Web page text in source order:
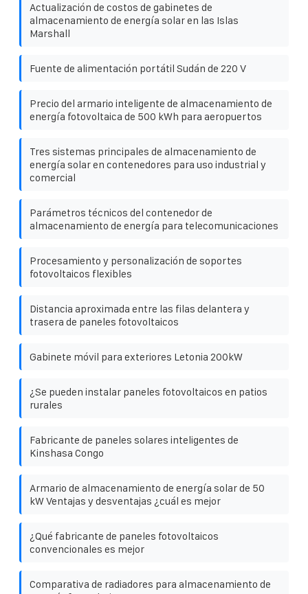
Actualización de costos de gabinetes de
almacenamiento de energía solar en las Islas
Marshall
Fuente de alimentación portátil Sudán de 220 V
Precio del armario inteligente de almacenamiento de
energía fotovoltaica de 500 kWh para aeropuertos
Tres sistemas principales de almacenamiento de
energía solar en contenedores para uso industrial y
comercial
Parámetros técnicos del contenedor de
almacenamiento de energía para telecomunicaciones
Procesamiento y personalización de soportes
fotovoltaicos flexibles
Distancia aproximada entre las filas delantera y
trasera de paneles fotovoltaicos
Gabinete móvil para exteriores Letonia 200kW
¿Se pueden instalar paneles fotovoltaicos en patios
rurales
Fabricante de paneles solares inteligentes de
Kinshasa Congo
Armario de almacenamiento de energía solar de 50
kW Ventajas y desventajas ¿cuál es mejor
¿Qué fabricante de paneles fotovoltaicos
convencionales es mejor
Comparativa de radiadores para almacenamiento de